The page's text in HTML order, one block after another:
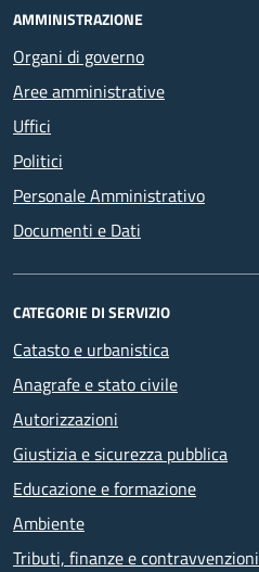
AMMINISTRAZIONE
Organi di governo
Aree amministrative
Uffici
Politici
Personale Amministrativo
Documenti e Dati
CATEGORIE DI SERVIZIO
Catasto e urbanistica
Anagrafe e stato civile
Autorizzazioni
Giustizia e sicurezza pubblica
Educazione e formazione
Ambiente
Tributi, finanze e contravvenzioni